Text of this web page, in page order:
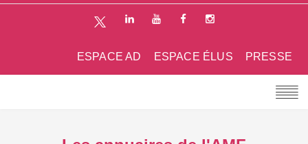
PRESSE
ESPACE ÉLUS
ESPACE AD